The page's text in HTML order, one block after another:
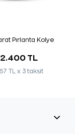
Pırlanta Kolye
TL
TL x 3 taksit